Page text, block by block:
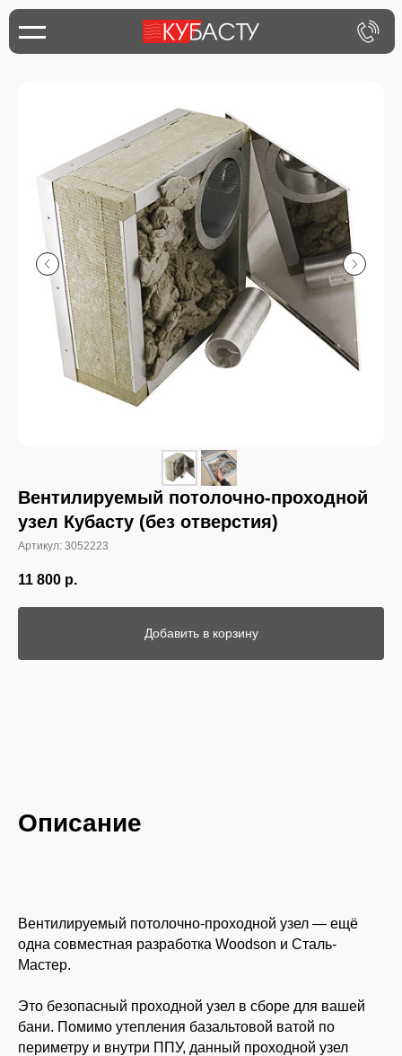
Вентилируемый потолочно-проходной
узел Кубасту (без отверстия)
Артикул: 3052223
11 800 р.
Добавить в корзину
Описание
Вентилируемый потолочно-проходной узел — ещё
одна совместная разработка Woodson и Сталь-
Мастер.
Это безопасный проходной узел в сборе для вашей
бани. Помимо утепления базальтовой ватой по
периметру и внутри ППУ, данный проходной узел